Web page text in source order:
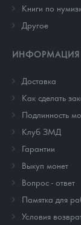
Книги по
Другое
ИНФОРМАЦИЯ
Доставка
Как сделать
Подлинность
Клуб ЗМД
Гарантии
Выкуп монет
Вопрос - ответ
Памятка для
Условия